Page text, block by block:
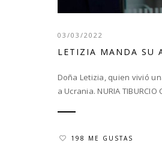
03/03/2022
LETIZIA MANDA SU
Doña Letizia, quien vivió
a Ucrania. NURIA TIBURCIO
198 ME GUSTAS